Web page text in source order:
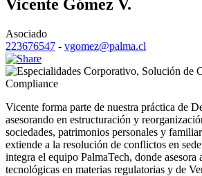
Vicente Gómez V.
Asociado
223676547 - vgomez@palma.cl
Corporativo, Solución de
Compliance
Vicente forma parte de nuestra práctica de
asesorando en estructuración y
sociedades, patrimonios personales y
extiende a la resolución de conflictos en
integra el equipo PalmaTech, donde asesora
tecnológicas en materias regulatorias y de